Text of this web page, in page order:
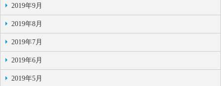
2019年9月
2019年8月
2019年7月
2019年6月
2019年5月